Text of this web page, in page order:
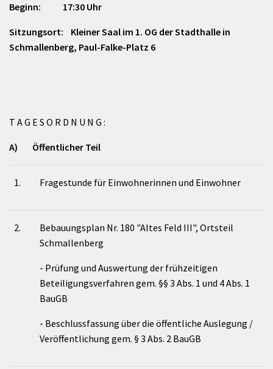
Beginn: 17:30 Uhr
Sitzungsort: Kleiner Saal im 1. OG der Stadthalle in
Schmallenberg, Paul-Falke-Platz 6
T A G E S O R D N U N G :
A) Öffentlicher Teil
1. Fragestunde für Einwohnerinnen und Einwohner
2.
Bebauungsplan Nr. 180 "Altes Feld III", Ortsteil
Schmallenberg
- Prüfung und Auswertung der frühzeitigen
Beteiligungsverfahren gem. §§ 3 Abs. 1 und 4 Abs. 1
BauGB
- Beschlussfassung über die öffentliche Auslegung /
Veröffentlichung gem. § 3 Abs. 2 BauGB